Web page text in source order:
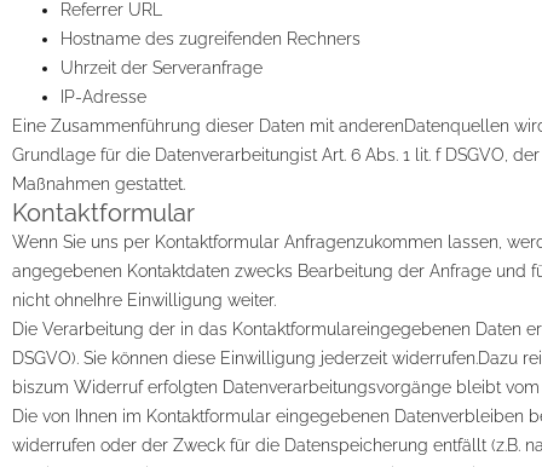
Referrer URL
Hostname des zugreifenden Rechners
Uhrzeit der Serveranfrage
IP-Adresse
Eine Zusammenführung dieser Daten mit anderenDatenquellen
Grundlage für die Datenverarbeitungist Art. 6 Abs. 1 lit. f DSGVO,
Maßnahmen gestattet.
Kontaktformular
Wenn Sie uns per Kontaktformular Anfragenzukommen lassen,
angegebenen Kontaktdaten zwecks Bearbeitung der Anfrage und
nicht ohneIhre Einwilligung weiter.
Die Verarbeitung der in das Kontaktformulareingegebenen Daten
DSGVO). Sie können diese Einwilligung jederzeit widerrufen.Dazu
biszum Widerruf erfolgten Datenverarbeitungsvorgänge bleibt
Die von Ihnen im Kontaktformular eingegebenen Datenverbleiben
widerrufen oder der Zweck für die Datenspeicherung entfällt (z.B.